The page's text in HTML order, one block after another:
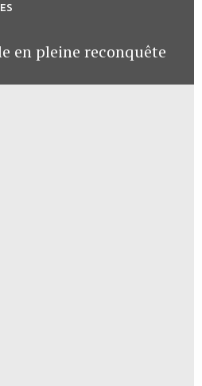
en pleine reconquête